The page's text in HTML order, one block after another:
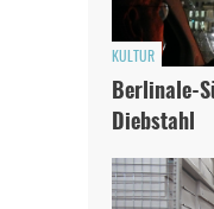
KULTUR
Berlinale-
Diebstahl